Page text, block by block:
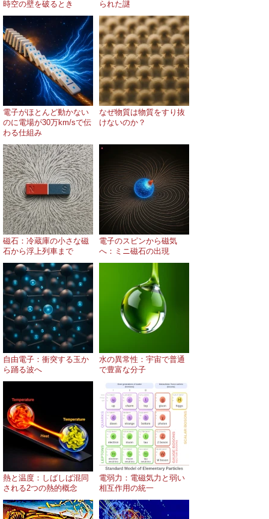
時空の壁を破るとき られた謎
電子がほとんど動かない
のに電場が30万km/sで伝
わる仕組み
なぜ物質は物質をすり抜
けないのか？
磁石：冷蔵庫の小さな磁
石から浮上列車まで
電子のスピンから磁気
へ：ミニ磁石の出現
自由電子：衝突する玉か
ら踊る波へ
水の異常性：宇宙で普通
で豊富な分子
熱と温度：しばしば混同
される2つの熱的概念
電弱力：電磁気力と弱い
相互作用の統一